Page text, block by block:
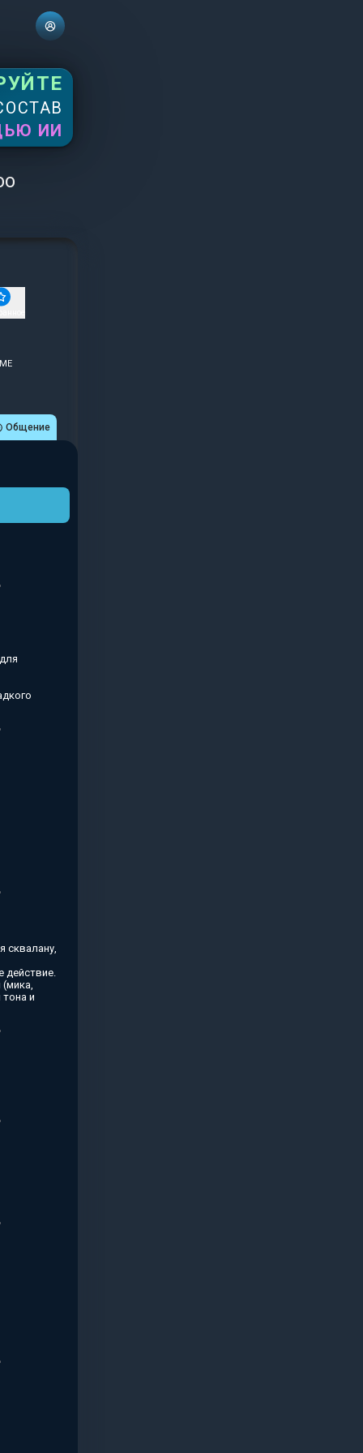
ИИ
Общение
сквалану,
действие.
и